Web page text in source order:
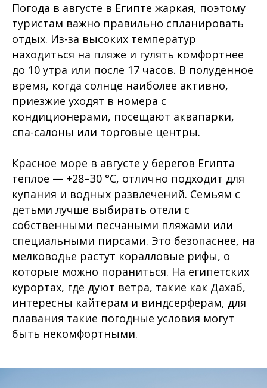
Погода в августе в Египте жаркая, поэтому
туристам важно правильно спланировать
отдых. Из-за высоких температур
находиться на пляже и гулять комфортнее
до 10 утра или после 17 часов. В полуденное
время, когда солнце наиболее активно,
приезжие уходят в номера с
кондиционерами, посещают аквапарки,
спа-салоны или торговые центры.
Красное море в августе у берегов Египта
теплое — +28–30 °C, отлично подходит для
купания и водных развлечений. Семьям с
детьми лучше выбирать отели с
собственными песчаными пляжами или
специальными пирсами. Это безопаснее, на
мелководье растут коралловые рифы, о
которые можно пораниться. На египетских
курортах, где дуют ветра, такие как Дахаб,
интересны кайтерам и виндсерферам, для
плавания такие погодные условия могут
быть некомфортными.